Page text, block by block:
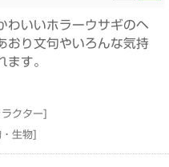
わいいホラーウサギのヘ
おり文句やいろんな気持
ます。
クター]
生物]